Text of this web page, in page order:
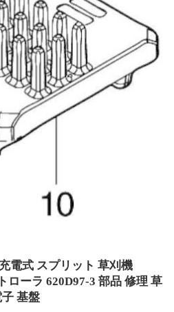
電式 スプリット 草刈機
ローラ 620D97-3 部品 修理 草
基盤